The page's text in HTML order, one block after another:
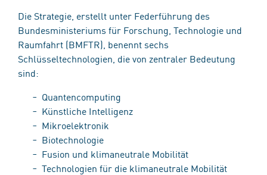
Die Strategie, erstellt unter Federführung des
Bundesministeriums für Forschung, Technologie und
Raumfahrt (BMFTR), benennt sechs
Schlüsseltechnologien, die von zentraler Bedeutung
sind:
Quantencomputing
Künstliche Intelligenz
Mikroelektronik
Biotechnologie
Fusion und klimaneutrale Mobilität
Technologien für die klimaneutrale Mobilität